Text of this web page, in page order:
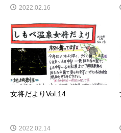
2022.02.16
女将だよりVol.14
2022.02.14